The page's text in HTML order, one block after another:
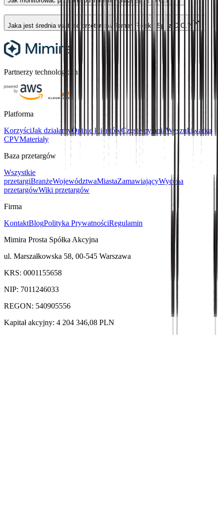
Jaka jest średnia wartość przetargów Tameh Polska Sp. z O.O.?
Partnerzy technologiczni:
Platforma
KorzyściJak działamyOpinie klientówCzęste pytaniaWyszukiwarka
CPVMateriały
Baza przetargów
Wszystkie
przetargiBranżeWojewództwaMiastaZamawiającyWycena
przetargówWiki przetargów
Firma
KontaktBlogPolityka PrywatnościRegulamin
Mimira Prosta Spółka Akcyjna
ul. Marszałkowska 58, 00-545 Warszawa
KRS: 0001155658
NIP: 7011246033
REGON: 540905556
Kapitał akcyjny: 4 204 346,08 PLN